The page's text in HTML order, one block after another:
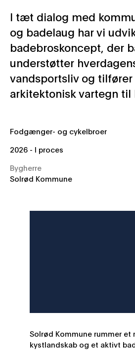
I tæt dialog med
og badelaug har vi
badebroskoncept, der
understøtter
vandsportsliv og
arkitektonisk vartegn til
Geografi
DK Category
Fodgænger- og cykelbroer
År
2026 - I proces
Bygherre
Solrød Kommune
Solrød Kommune rummer et
kystlandskab og et aktivt